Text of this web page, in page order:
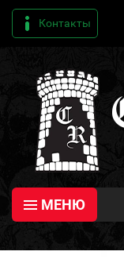
Контакты
МЕНЮ